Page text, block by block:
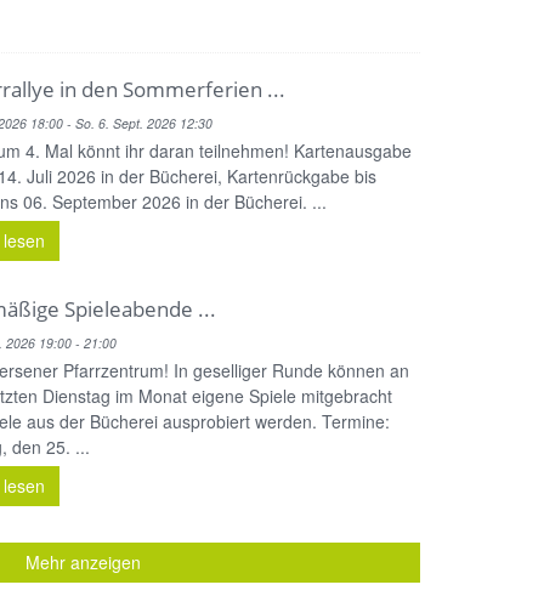
in den Sommerferien ...
18:00 - So. 6. Sept. 2026 12:30
4. Mal könnt ihr daran teilnehmen! Kartenausgabe
Juli 2026 in der Bücherei, Kartenrückgabe bis
06. September 2026 in der Bücherei. ...
Spieleabende ...
2026 19:00 - 21:00
Pfarrzentrum! In geselliger Runde können an
Dienstag im Monat eigene Spiele mitgebracht
aus der Bücherei ausprobiert werden. Termine:
den 25. ...
Mehr anzeigen